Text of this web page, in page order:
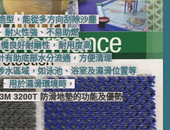
型，能從多方向刮除沙塵
耐火性強、不易助燃
備良好耐磨性，耐用度高
有助底部水分流通，方便清理​​​
水區域， 如泳池、浴室及濕滑位置等
· 用於濕滑環境時，​​
3M 3200T 防滑地墊的功能及優勢